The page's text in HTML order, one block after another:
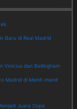
Baru di Real Madrid
Vinicius dan Bellingham
Madrid di Menit-menit
Juara Copa